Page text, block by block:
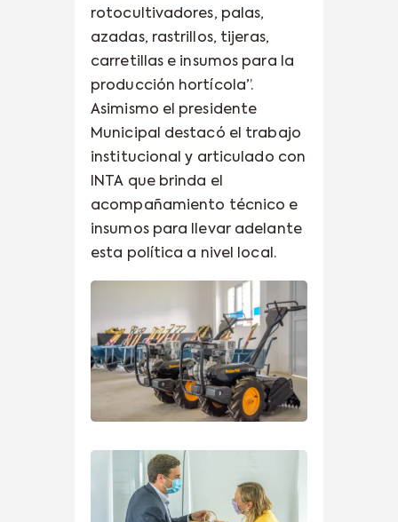
rotocultivadores, palas,
azadas, rastrillos, tijeras,
carretillas e insumos para la
producción hortícola”.
Asimismo el presidente
Municipal destacó el trabajo
institucional y articulado con
INTA que brinda el
acompañamiento técnico e
insumos para llevar adelante
esta política a nivel local.